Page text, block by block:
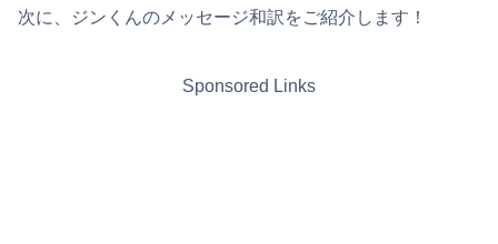
次に、ジンくんのメッセージ和訳をご紹介します！
Sponsored Links